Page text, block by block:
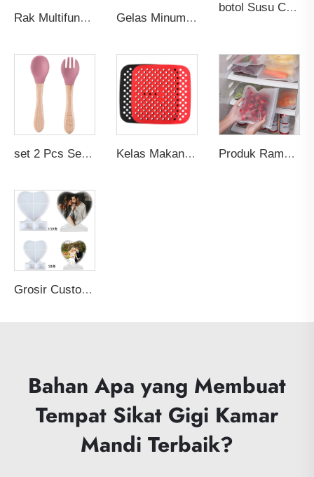
Rak Multifungsi Kamar Mandi Shower Tempat Penyimpanan Gelas Organizer Dudukan Sikat Gigi dan Pasta Gigi Silikon Cerdas Dinding dengan Logo Custom Gelas Minum Olahraga Travel Gym Lipat Silikon Gelas Terisolasi Botol Air Terisolasi
botol Susu Cepat Beku 350ml Smoothie Tahan Lama Es Krim Squeeze Pendingin Cepat Milkshake Pembuat Smoothie Slushee Slush Cup
set 2 Pcs Sendok dan Garpu Bayi BPA-Free Food Grade Custom - Ujung Silikon Lunak dengan Gagang Kayu untuk Makan Bayi Kelas Makanan Non-stick Bebas BPA Tebal Reusable Oven Panggang Pizza Goreng Ayam Pastry Panggang Air Fryer Alas Silikon Liner Produk Ramah Lingkungan Terlaris 2026 Wadah Ritsleting Anti Bocor Pembungkus Makanan Segar Kantong Penyimpanan Makanan Reusable Ziplock Silikon PEVA
Grosir Custom Silicone DIY Cetakan Resin Frame Foto Seni Cetakan Hati Cetakan Epoksi Bahan Kerajinan untuk Membuat Kue Lilin
Bahan Apa yang Membuat
Tempat Sikat Gigi Kamar
Mandi Terbaik?